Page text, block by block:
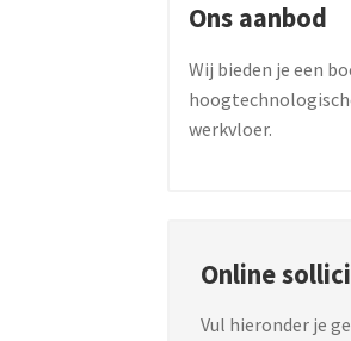
Ons aanbod
Wij bieden je een
werkvloer.
Online
Vul hieronder je